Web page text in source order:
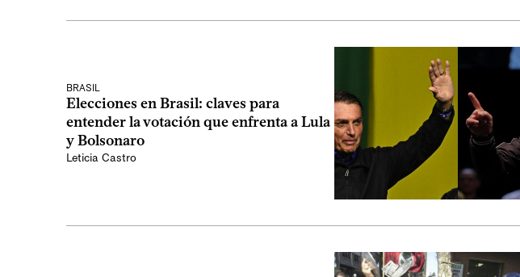
BRASIL
Elecciones en Brasil: claves para
entender la votación que enfrenta a Lula
y Bolsonaro
Leticia Castro